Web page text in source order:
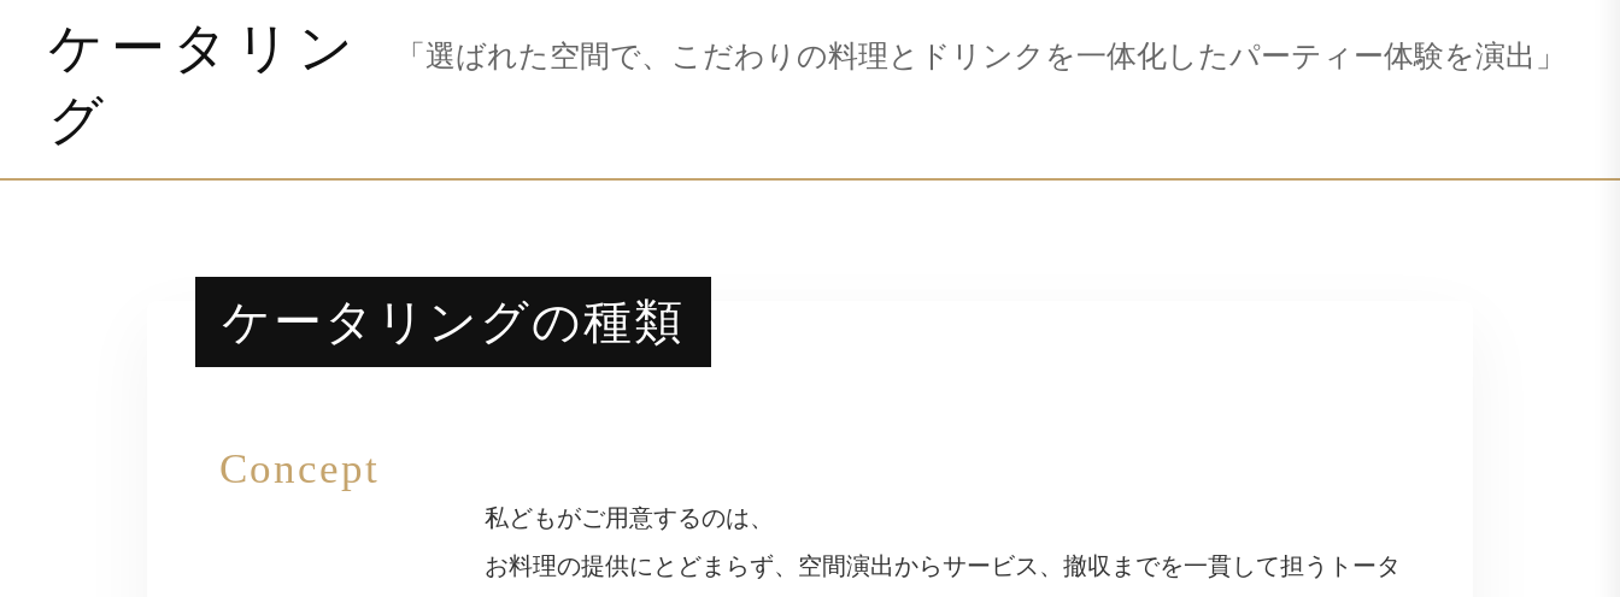
ケータリン
グ
「選ばれた空間で、こだわりの料理とドリンクを一体化したパーティー体験を演出」
ケータリングの種類
私どもがご用意するのは、
お料理の提供にとどまらず、空間演出からサービス、撤収までを一貫して担うトータ